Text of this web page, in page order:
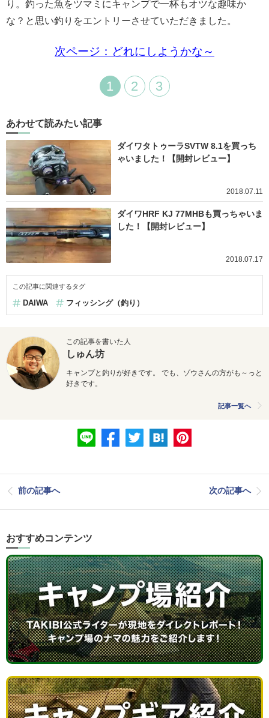
り。釣った魚をツマミにキャンプで一杯もオツな趣味か
な？と思い釣りをエントリーさせていただきました。
次ページ：どれにしようかな～
1 2 3
あわせて読みたい記事
ダイワタトゥーラSVTW 8.1を買っち
ゃいました！【開封レビュー】
2018.07.11
ダイワHRF KJ 77MHBも買っちゃいま
した！【開封レビュー】
2018.07.17
この記事に関連するタグ
DAIWA フィッシング（釣り）
この記事を書いた人
しゅん坊
キャンプと釣りが好きです。 でも、ゾウさんの方がも～っと
好きです。
記事一覧へ
前の記事へ 次の記事へ
おすすめコンテンツ